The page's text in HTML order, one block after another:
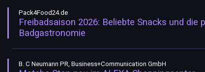
Pack4Food24.de
Freibadsaison 2026: Beliebte Snacks und
Badgastronomie
B. C Neumann PR, Business+Communication GmbH